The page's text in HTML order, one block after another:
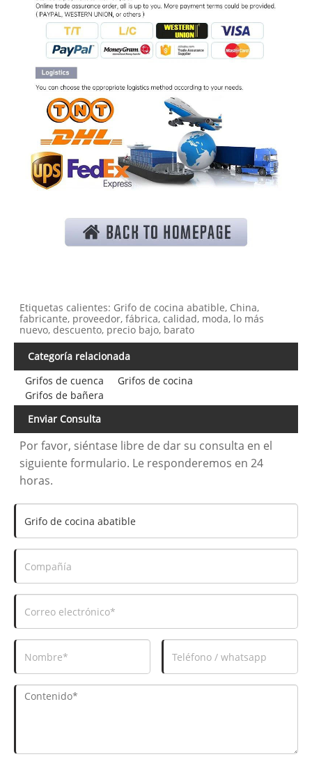
Etiquetas calientes: Grifo de cocina abatible, China,
fabricante, proveedor, fábrica, calidad, moda, lo más
nuevo, descuento, precio bajo, barato
Categoría relacionada
Grifos de cuenca
Grifos de cocina
Grifos de bañera
Enviar Consulta
Por favor, siéntase libre de dar su consulta en el
siguiente formulario. Le responderemos en 24
horas.